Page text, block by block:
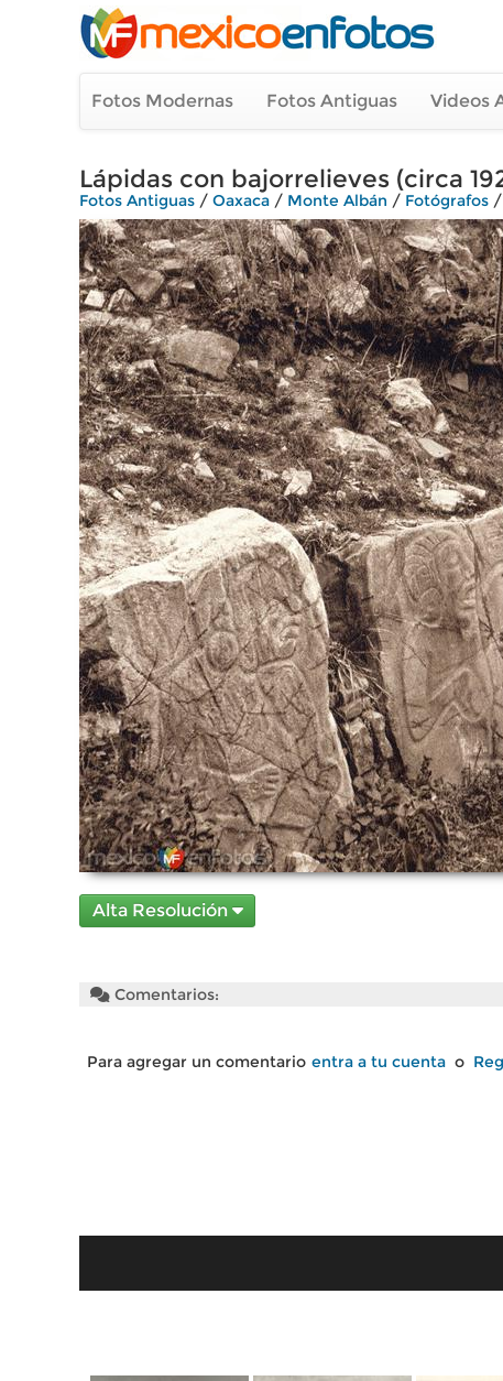
Fotos Modernas Fotos Antiguas Videos
Lápidas con bajorrelieves (circa
Fotos Antiguas / Oaxaca / Monte Albán / Fotógrafos /
Alta Resolución
Comentarios:
Para agregar un comentario entra a tu cuenta o